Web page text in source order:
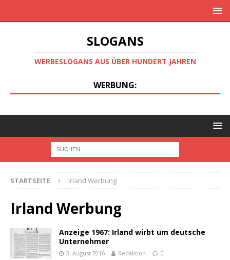
SLOGANS
WERBESLOGANS AUS ÜBER HUNDERT JAHREN
WERBUNG:
STARTSEITE Irland Werbung
Irland Werbung
Anzeige 1967: Irland wirbt um deutsche
Unternehmer
3. August 2016 Redaktion 0